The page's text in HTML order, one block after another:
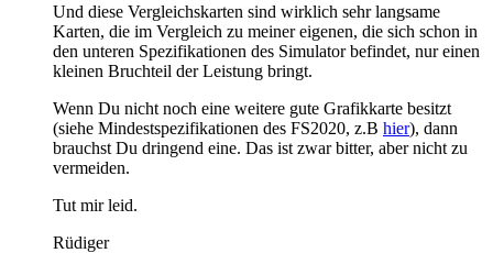
Und diese Vergleichskarten sind wirklich sehr langsame
Karten, die im Vergleich zu meiner eigenen, die sich schon in
den unteren Spezifikationen des Simulator befindet, nur einen
kleinen Bruchteil der Leistung bringt.
Wenn Du nicht noch eine weitere gute Grafikkarte besitzt
(siehe Mindestspezifikationen des FS2020, z.B hier), dann
brauchst Du dringend eine. Das ist zwar bitter, aber nicht zu
vermeiden.
Tut mir leid.
Rüdiger